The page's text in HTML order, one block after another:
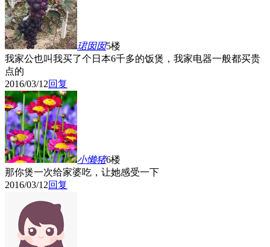
珺囡囡5楼
我家公也叫我买了个日本6千多的饭煲，我家电器一般都买贵
点的
2016/03/12回复
小懒猪6楼
那你煲一次给家婆吃，让她感受一下
2016/03/12回复